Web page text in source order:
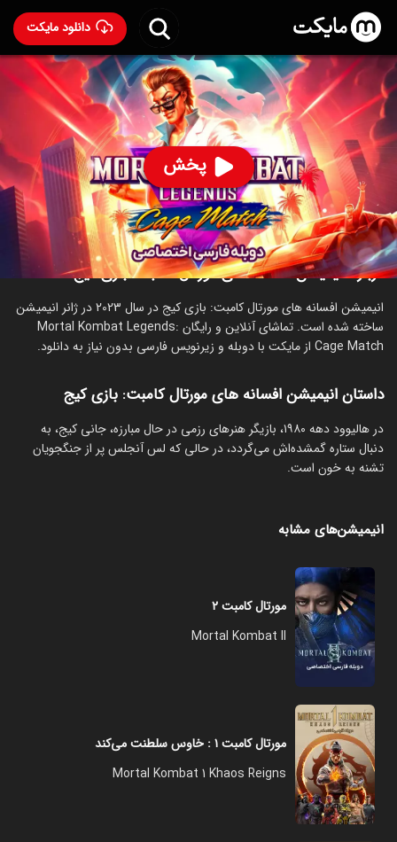
دانلود مایکت
پخش
انیمیشن افسانه های مورتال کامبت: بازی کیج با دوبله فارسی
- Mortal Kombat Legends: Cage Match 2023
۷۳۴ 78% ۵.۸
ساخت آمریکا سال 2023
رده سنی ۱۸+
انیمیشن
اکشن ماجراجویی
درباره انیمیشن افسانه های مورتال کامبت: بازی کیج
انیمیشن افسانه های مورتال کامبت: بازی کیج در سال 2023 در ژانر انیمیشن
ساخته شده است. تماشای آنلاین و رایگان Mortal Kombat Legends:
Cage Match از مایکت با دوبله و زیرنویس فارسی بدون نیاز به دانلود.
داستان انیمیشن افسانه های مورتال کامبت: بازی کیج
در هالیوود دهه ۱۹۸۰، بازیگر هنرهای رزمی در حال مبارزه، جانی کیج، به
دنبال ستاره گمشده‌اش می‌گردد، در حالی که لس آنجلس پر از جنگجویان
تشنه به خون است.
انیمیشن‌های مشابه
مورتال کامبت ۲
Mortal Kombat II
مورتال کامبت ۱ : خاوس سلطنت می‌کند
Mortal Kombat 1 Khaos Reigns